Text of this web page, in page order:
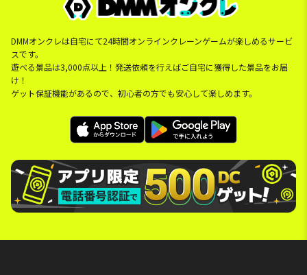
DMMオンクレは自宅にて24時間オンラインクレーンゲームが楽しめるサービ
スです。
遊べる景品は3,000点以上！発送依頼を行えばご自宅に獲得した景品をお届
け！
ゲット保証機能があるので、初心者の方でも安心して楽しめます。